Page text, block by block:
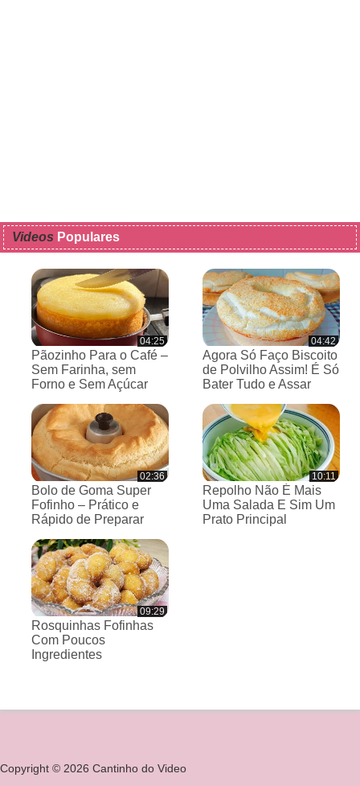
Videos Populares
04:25
Pãozinho Para o Café –
Sem Farinha, sem
Forno e Sem Açúcar
04:42
Agora Só Faço Biscoito
de Polvilho Assim! É Só
Bater Tudo e Assar
02:36
Bolo de Goma Super
Fofinho – Prático e
Rápido de Preparar
10:11
Repolho Não É Mais
Uma Salada E Sim Um
Prato Principal
09:29
Rosquinhas Fofinhas
Com Poucos
Ingredientes
Copyright © 2026 Cantinho do Video